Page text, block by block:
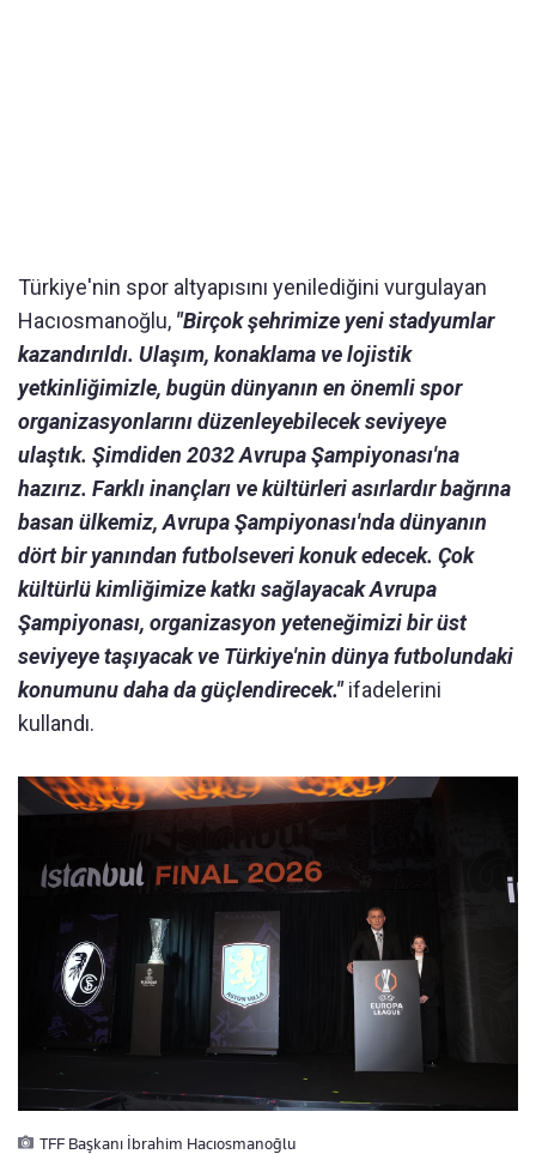
Türkiye'nin spor altyapısını yenilediğini vurgulayan
Hacıosmanoğlu, "Birçok şehrimize yeni stadyumlar
kazandırıldı. Ulaşım, konaklama ve lojistik
yetkinliğimizle, bugün dünyanın en önemli spor
organizasyonlarını düzenleyebilecek seviyeye
ulaştık. Şimdiden 2032 Avrupa Şampiyonası'na
hazırız. Farklı inançları ve kültürleri asırlardır bağrına
basan ülkemiz, Avrupa Şampiyonası'nda dünyanın
dört bir yanından futbolseveri konuk edecek. Çok
kültürlü kimliğimize katkı sağlayacak Avrupa
Şampiyonası, organizasyon yeteneğimizi bir üst
seviyeye taşıyacak ve Türkiye'nin dünya futbolundaki
konumunu daha da güçlendirecek."ifadelerini
kullandı.
TFF Başkanı İbrahim Hacıosmanoğlu